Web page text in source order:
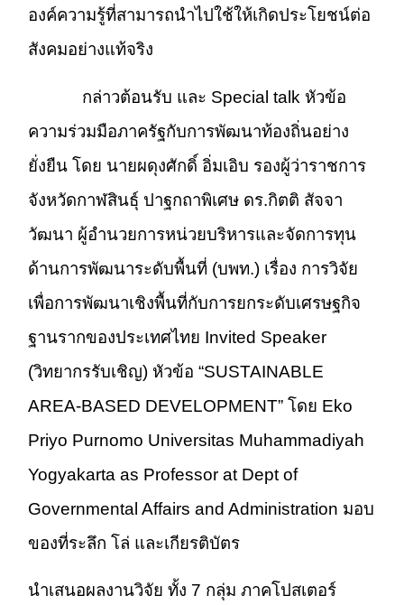
องค์ความรู้ที่สามารถนำไปใช้ให้เกิดประโยชน์ต่อ
สังคมอย่างแท้จริง
กล่าวต้อนรับ และ Special talk หัวข้อ
ความร่วมมือภาครัฐกับการพัฒนาท้องถิ่นอย่าง
ยั่งยืน โดย นายผดุงศักดิ์ อิ่มเอิบ รองผู้ว่าราชการ
จังหวัดกาฬสินธุ์ ปาฐกถาพิเศษ ดร.กิตติ สัจจา
วัฒนา ผู้อำนวยการหน่วยบริหารและจัดการทุน
ด้านการพัฒนาระดับพื้นที่ (บพท.) เรื่อง การวิจัย
เพื่อการพัฒนาเชิงพื้นที่กับการยกระดับเศรษฐกิจ
ฐานรากของประเทศไทย Invited Speaker
(วิทยากรรับเชิญ) หัวข้อ “SUSTAINABLE
AREA-BASED DEVELOPMENT” โดย Eko
Priyo Purnomo Universitas Muhammadiyah
Yogyakarta as Professor at Dept of
Governmental Affairs and Administration มอบ
ของที่ระลึก โล่ และเกียรติบัตร
นำเสนอผลงานวิจัย ทั้ง 7 กลุ่ม ภาคโปสเตอร์